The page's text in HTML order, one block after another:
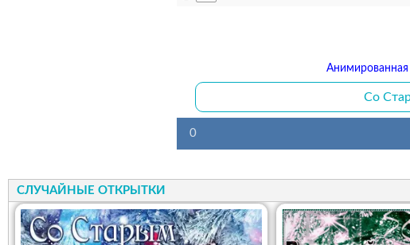
Со
0
СЛУЧАЙНЫЕ ОТКРЫТКИ